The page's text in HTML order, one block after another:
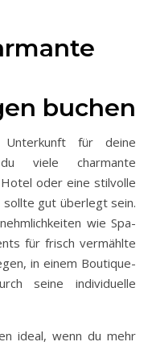
buchen
für deine
viele charmante
oder eine stilvolle
sollte gut überlegt sein.
wie Spa-
für frisch vermählte
in einem Boutique-
seine individuelle
ideal, wenn du mehr